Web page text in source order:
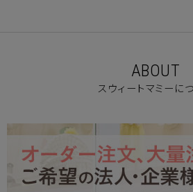
ABOUT
スウィートマミーに